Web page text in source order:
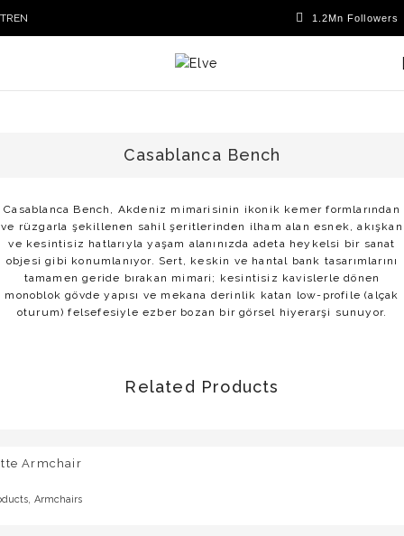
TREN
Casablanca Bench
Casablanca Bench, Akdeniz mimarisinin ikonik kemer formlarından
ve rüzgarla şekillenen sahil şeritlerinden ilham alan esnek, akışkan
ve kesintisiz hatlarıyla yaşam alanınızda adeta heykelsi bir sanat
objesi gibi konumlanıyor. Sert, keskin ve hantal bank tasarımlarını
tamamen geride bırakan mimari; kesintisiz kavislerle dönen
monoblok gövde yapısı ve mekana derinlik katan low-profile (alçak
oturum) felsefesiyle ezber bozan bir görsel hiyerarşi sunuyor.
Related Products
Armchair
, Armchairs